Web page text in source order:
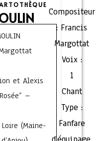
et Alexis
–
(Maine-
Compositeur
: Francis
Margottat
Voix :
1
Chant
Type :
Fanfare